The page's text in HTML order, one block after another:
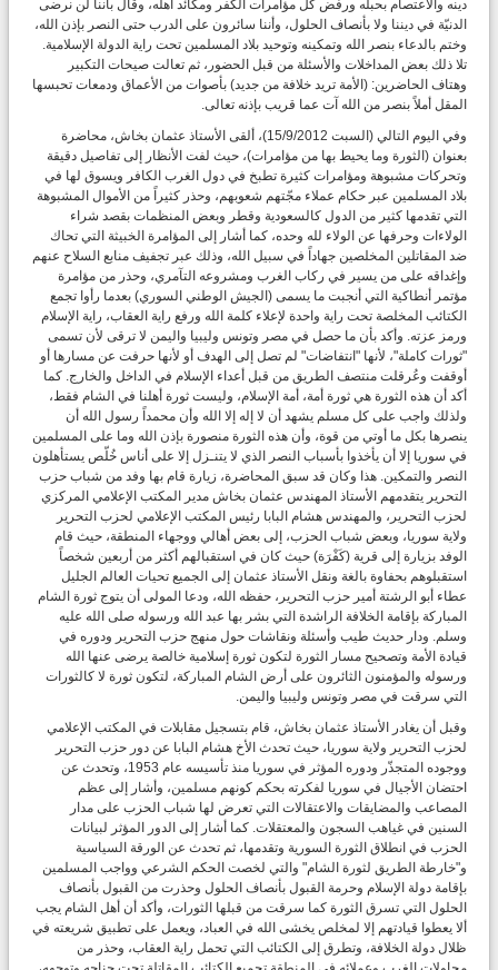
دينه والاعتصام بحبله ورفض كل مؤامرات الكفر ومكائد أهله، وقال بأننا لن نرضى
الدنيّة في ديننا ولا بأنصاف الحلول، وأننا سائرون على الدرب حتى النصر بإذن الله،
وختم بالدعاء بنصر الله وتمكينه وتوحيد بلاد المسلمين تحت راية الدولة الإسلامية.
تلا ذلك بعض المداخلات والأسئلة من قبل الحضور، ثم تعالت صيحات التكبير
وهتاف الحاضرين: (الأمة تريد خلافة من جديد) بأصوات من الأعماق ودمعات تحبسها
المقل أملاً بنصر من الله آت عما قريب بإذنه تعالى.
وفي اليوم التالي (السبت 15/9/2012)، ألقى الأستاذ عثمان بخاش، محاضرة
بعنوان (الثورة وما يحيط بها من مؤامرات)، حيث لفت الأنظار إلى تفاصيل دقيقة
وتحركات مشبوهة ومؤامرات كثيرة تطبخ في دول الغرب الكافر ويسوق لها في
بلاد المسلمين عبر حكام عملاء مجّتهم شعوبهم، وحذر كثيراً من الأموال المشبوهة
التي تقدمها كثير من الدول كالسعودية وقطر وبعض المنظمات بقصد شراء
الولاءات وحرفها عن الولاء لله وحده، كما أشار إلى المؤامرة الخبيثة التي تحاك
ضد المقاتلين المخلصين جهاداً في سبيل الله، وذلك عبر تجفيف منابع السلاح عنهم
وإغداقه على من يسير في ركاب الغرب ومشروعه التآمري، وحذر من مؤامرة
مؤتمر أنطاكية التي أنجبت ما يسمى (الجيش الوطني السوري) بعدما رأوا تجمع
الكتائب المخلصة تحت راية واحدة لإعلاء كلمة الله ورفع راية العقاب، راية الإسلام
ورمز عزته. وأكد بأن ما حصل في مصر وتونس وليبيا واليمن لا ترقى لأن تسمى
"ثورات كاملة"، لأنها "انتفاضات" لم تصل إلى الهدف أو لأنها حرفت عن مسارها أو
أوقفت وعُرقلت منتصف الطريق من قبل أعداء الإسلام في الداخل والخارج. كما
أكد أن هذه الثورة هي ثورة أمة، أمة الإسلام، وليست ثورة أهلنا في الشام فقط،
ولذلك واجب على كل مسلم يشهد أن لا إله إلا الله وأن محمداً رسول الله أن
ينصرها بكل ما أوتي من قوة، وأن هذه الثورة منصورة بإذن الله وما على المسلمين
في سوريا إلا أن يأخذوا بأسباب النصر الذي لا يتنـزل إلا على أناس خُلّص يستأهلون
النصر والتمكين. هذا وكان قد سبق المحاضرة، زيارة قام بها وفد من شباب حزب
التحرير يتقدمهم الأستاذ المهندس عثمان بخاش مدير المكتب الإعلامي المركزي
لحزب التحرير، والمهندس هشام البابا رئيس المكتب الإعلامي لحزب التحرير
ولاية سوريا، وبعض شباب الحزب، إلى بعض أهالي ووجهاء المنطقة، حيث قام
الوفد بزيارة إلى قرية (كَفْرَة) حيث كان في استقبالهم أكثر من أربعين شخصاً
استقبلوهم بحفاوة بالغة ونقل الأستاذ عثمان إلى الجميع تحيات العالم الجليل
عطاء أبو الرشتة أمير حزب التحرير، حفظه الله، ودعا المولى أن يتوج ثورة الشام
المباركة بإقامة الخلافة الراشدة التي بشر بها عبد الله ورسوله صلى الله عليه
وسلم. ودار حديث طيب وأسئلة ونقاشات حول منهج حزب التحرير ودوره في
قيادة الأمة وتصحيح مسار الثورة لتكون ثورة إسلامية خالصة يرضى عنها الله
ورسوله والمؤمنون الثائرون على أرض الشام المباركة، لتكون ثورة لا كالثورات
التي سرقت في مصر وتونس وليبيا واليمن.
وقبل أن يغادر الأستاذ عثمان بخاش، قام بتسجيل مقابلات في المكتب الإعلامي
لحزب التحرير ولاية سوريا، حيث تحدث الأخ هشام البابا عن دور حزب التحرير
ووجوده المتجذّر ودوره المؤثر في سوريا منذ تأسيسه عام 1953، وتحدث عن
احتضان الأجيال في سوريا لفكرته بحكم كونهم مسلمين، وأشار إلى عظم
المصاعب والمضايقات والاعتقالات التي تعرض لها شباب الحزب على مدار
السنين في غياهب السجون والمعتقلات. كما أشار إلى الدور المؤثر لبيانات
الحزب في انطلاق الثورة السورية وتقدمها، ثم تحدث عن الورقة السياسية
و"خارطة الطريق لثورة الشام" والتي لخصت الحكم الشرعي وواجب المسلمين
بإقامة دولة الإسلام وحرمة القبول بأنصاف الحلول وحذرت من القبول بأنصاف
الحلول التي تسرق الثورة كما سرقت من قبلها الثورات، وأكد أن أهل الشام يجب
ألا يعطوا قيادتهم إلا لمخلص يخشى الله في العباد، ويعمل على تطبيق شريعته في
ظلال دولة الخلافة، وتطرق إلى الكتائب التي تحمل راية العقاب، وحذر من